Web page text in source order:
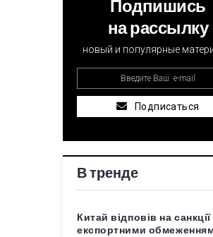
Подпишись
на рассылку
новый и популярные
Подписаться
В тренде
Китай відповів на
експортними